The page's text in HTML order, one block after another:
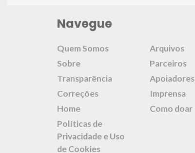
Navegue
Quem Somos
Sobre
Transparência
Correções
Home
Políticas de
Privacidade e Uso
de Cookies
Arquivos
Parceiros
Apoiadores
Imprensa
Como doar